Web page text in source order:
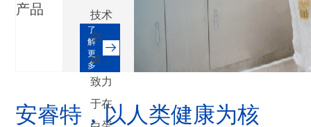
产品
技术
突
破，
致力
于在
了
解
更
多
安睿特，以人类健康为核